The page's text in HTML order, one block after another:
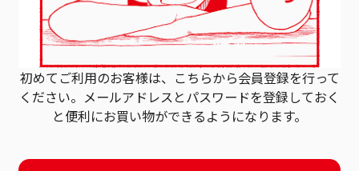
初めてご利用のお客様は、こちらから会員登録を行って
ください。 メールアドレスとパスワードを登録しておく
と便利にお買い物ができるようになります。